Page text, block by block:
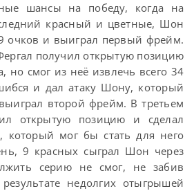
шансы на победу, когда на
красный и цветные, Шон
очков и выиграл первый фрейм.
получил открытую позицию
смог из неё извлечь всего 34
и дал атаку Шону, который
второй фрейм. В третьем
открытую позицию и сделал
который мог бы стать для него
9 красных сыграл Шон через
серию не смог, не забив
недолгих отыгрышей